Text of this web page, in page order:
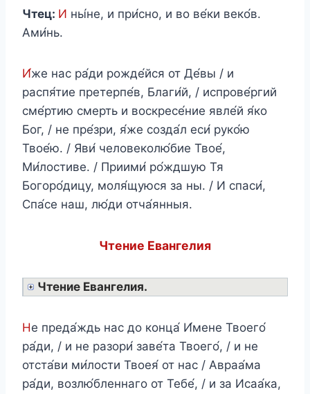
Чтец: И ны́не, и при́сно, и во ве́ки веко́в.
Ами́нь.
И́же нас ра́ди рожде́йся от Де́вы / и
распя́тие претерпе́в, Благи́й, / испрове́ргий
сме́ртию смерть и воскресе́ние явле́й я́ко
Бог, / не пре́зри, я́же созда́л еси́ руко́ю
Твое́ю. / Яви́ человеколю́бие Твое́,
Ми́лостиве. / Приими́ ро́ждшую Тя
Богоро́дицу, моля́щуюся за ны. / И спаси́,
Спа́се наш, лю́ди отча́янныя.
Чтение Евангелия
Чтение Евангелия.
Не преда́ждь нас до конца́ И́мене Твоего́
ра́ди, / и не разори́ заве́та Твоего́, / и не
отста́ви ми́лости Твоея́ от нас / Авраа́ма
ра́ди, возлю́бленнаго от Тебе́, / и за Исаа́ка,